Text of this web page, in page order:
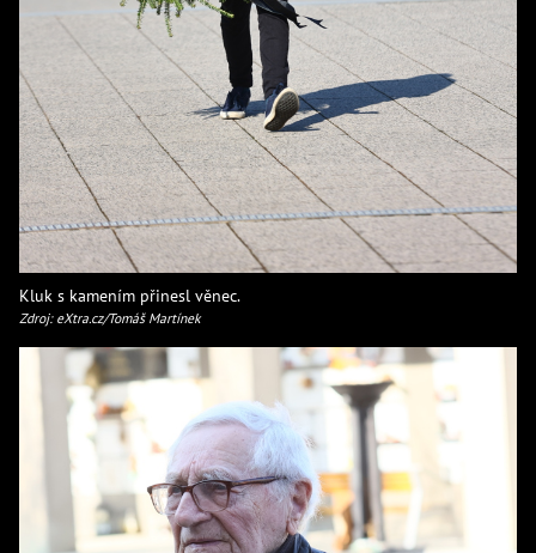
Kluk s kamením přinesl věnec.
Zdroj: eXtra.cz/Tomáš Martínek